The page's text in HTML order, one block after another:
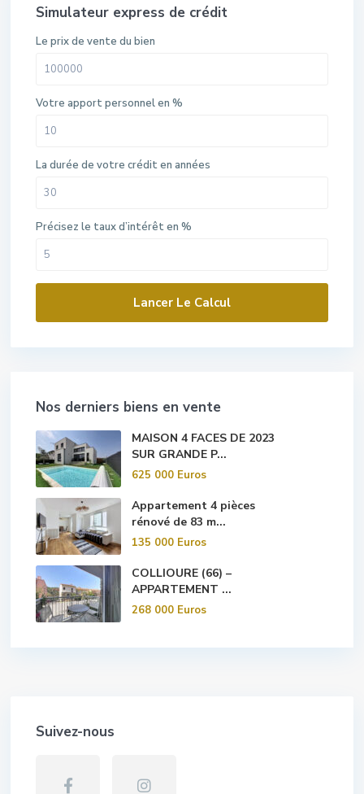
Simulateur express de crédit
Le prix de vente du bien
Votre apport personnel en %
La durée de votre crédit en années
Précisez le taux d’intérêt en %
Lancer Le Calcul
Nos derniers biens en vente
MAISON 4 FACES DE 2023
SUR GRANDE P...
625 000 Euros
Appartement 4 pièces
rénové de 83 m...
135 000 Euros
COLLIOURE (66) –
APPARTEMENT ...
268 000 Euros
Suivez-nous